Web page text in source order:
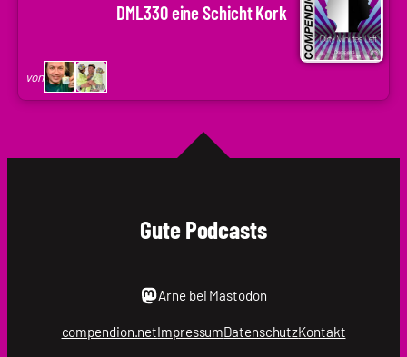
DML330 eine Schicht Kork
von
Codenaga,
Holger
Gute Podcasts
Arne bei Mastodon
compendion.netImpressumDatenschutzKontakt